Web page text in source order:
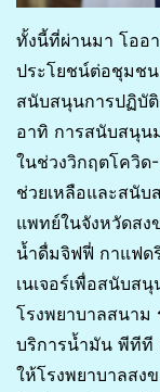
ทั้งนี้ที่ผ่านมา โออ
ประโยชน์ต่อชุมชน
สนับสนุนการปฏิบัติ
อาทิ การสนับสนุน
ในช่วงวิกฤตโควิด
ช่วยเหลือและสนับ
แพทย์ในจังหวัดสง
น้ำดื่มจิฟฟี่ กาแฟด
เนเจอร์เพื่อสนับส
โรงพยาบาลสนา
บริการน้ำมัน พีทีที
ให้โรงพยาบาลสง